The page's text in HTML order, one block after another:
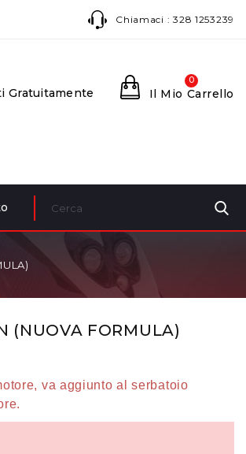
Chiamaci :328 1253239
0
Il Mio Carrello
Gratuitamente
(NUOVA FORMULA)
va aggiunto al serbatoio